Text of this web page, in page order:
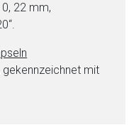
22 mm,
gekennzeichnet mit